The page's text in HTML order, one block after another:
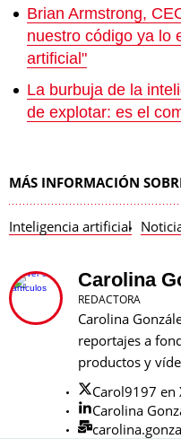
Brian Armstrong,
nuestro código ya lo
artificial"
La burbuja de la
de explotar: es el
MÁS INFORMACIÓN
Inteligencia artificial
Carolina
REDACTORA
Carolina
reportajes a
productos y
Carol9197 en
Carolina